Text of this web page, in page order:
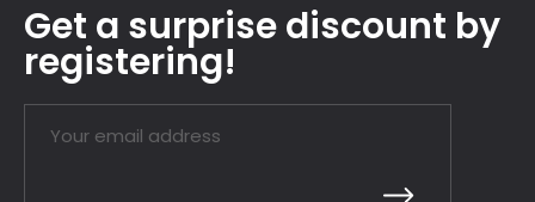
Get a surprise discount by
registering!